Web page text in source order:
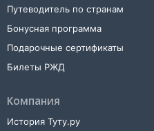
Путеводитель по странам
Бонусная программа
Подарочные сертификаты
Билеты РЖД
Компания
История Туту.ру